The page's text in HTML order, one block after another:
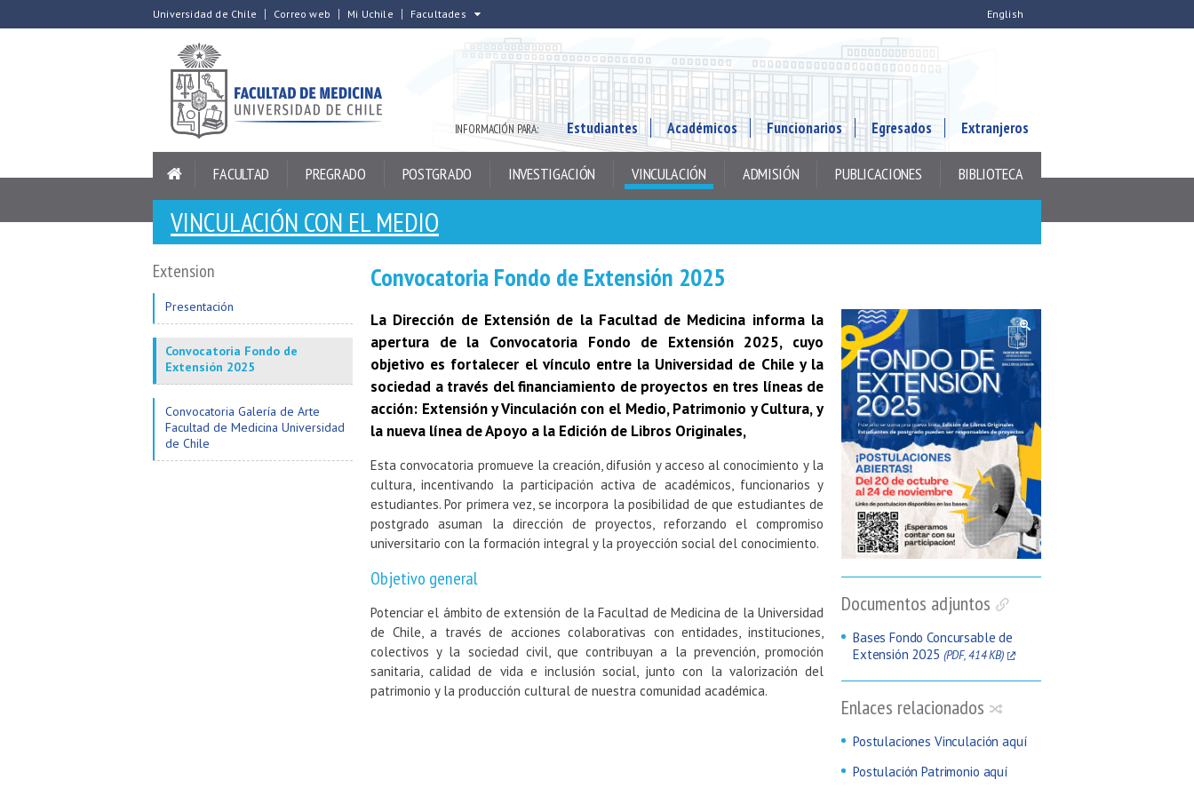
Universidad de Chile Correo web Mi Uchile Facultades English
INFORMACIÓN PARA: Estudiantes Académicos Funcionarios Egresados Extranjeros
FACULTAD PREGRADO POSTGRADO INVESTIGACIÓN VINCULACIÓN ADMISIÓN PUBLICACIONES BIBLIOTECA
VINCULACIÓN CON EL MEDIO
Extension
Presentación
Convocatoria Fondo de
Extensión 2025
Convocatoria Galería de Arte
Facultad de Medicina Universidad
de Chile
Convocatoria Fondo de Extensión 2025
Documentos adjuntos
Bases Fondo Concursable de
Extensión 2025 (PDF, 414 KB)
Enlaces relacionados
Postulaciones Vinculación aquí
Postulación Patrimonio aquí
La Dirección de Extensión de la Facultad de Medicina informa la
apertura de la Convocatoria Fondo de Extensión 2025, cuyo
objetivo es fortalecer el vínculo entre la Universidad de Chile y la
sociedad a través del financiamiento de proyectos en tres líneas de
acción: Extensión y Vinculación con el Medio, Patrimonio y Cultura, y
la nueva línea de Apoyo a la Edición de Libros Originales,
Esta convocatoria promueve la creación, difusión y acceso al conocimiento y la
cultura, incentivando la participación activa de académicos, funcionarios y
estudiantes. Por primera vez, se incorpora la posibilidad de que estudiantes de
postgrado asuman la dirección de proyectos, reforzando el compromiso
universitario con la formación integral y la proyección social del conocimiento.
Objetivo general
Potenciar el ámbito de extensión de la Facultad de Medicina de la Universidad
de Chile, a través de acciones colaborativas con entidades, instituciones,
colectivos y la sociedad civil, que contribuyan a la prevención, promoción
sanitaria, calidad de vida e inclusión social, junto con la valorización del
patrimonio y la producción cultural de nuestra comunidad académica.